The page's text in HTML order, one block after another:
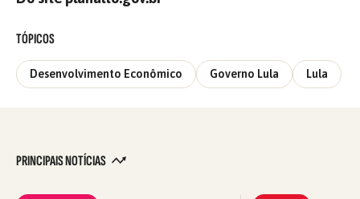
TÓPICOS
Desenvolvimento Econômico Governo Lula Lula
PRINCIPAIS NOTÍCIAS